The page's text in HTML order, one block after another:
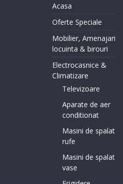
Acasa
Oferte Speciale
Mobilier, Amenajari
locuinta & birouri
Electrocasnice &
Climatizare
Televizoare
Aparate de aer
conditionat
Masini de spalat
rufe
Masini de spalat
vase